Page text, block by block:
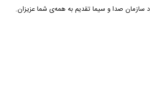
صدا و سیما تقدیم به همه‌ی شما عزیزان.